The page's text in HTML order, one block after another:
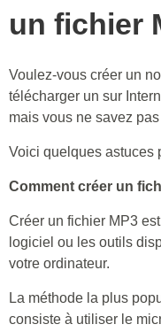
un fichier
Voulez-vous créer un
télécharger un sur
mais vous ne savez
Voici quelques astuces
Comment créer un
Créer un fichier MP3
logiciel ou les outils
votre ordinateur.
La méthode la plus
consiste à utiliser le